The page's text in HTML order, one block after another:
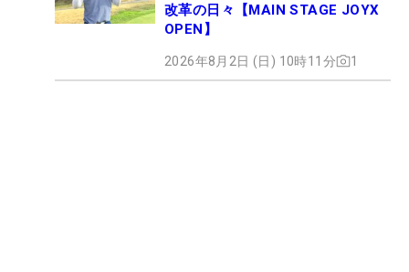
改革の日々【MAIN STAGE JOYX
OPEN】
2026年8月2日 (日) 10時11分 1